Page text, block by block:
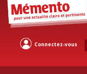
Connectez-vous